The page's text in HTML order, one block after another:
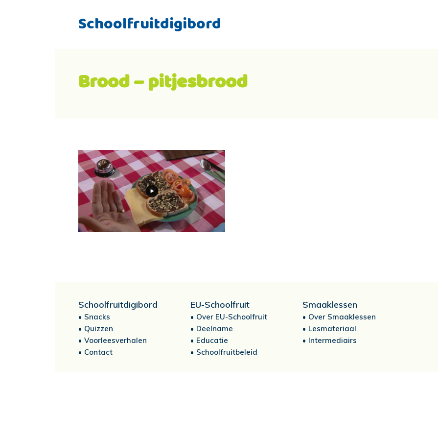
Schoolfruitdigibord
Brood – pitjesbrood
Schoolfruitdigibord
Snacks
Quizzen
Voorleesverhalen
Contact
EU-Schoolfruit
Over EU-Schoolfruit
Deelname
Educatie
Schoolfruitbeleid
Smaaklessen
Over Smaaklessen
Lesmateriaal
Intermediairs